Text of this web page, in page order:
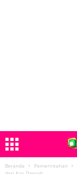
Beranda Pemerintahan